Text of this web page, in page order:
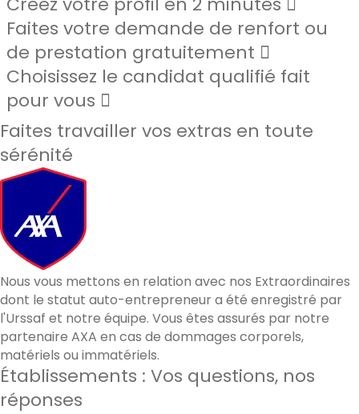
Faites votre demande de renfort ou
de prestation gratuitement
Choisissez le candidat qualifié fait
pour vous
Faites travailler vos extras en toute
sérénité
Nous vous mettons en relation avec nos Extraordinaires
dont le statut auto-entrepreneur a été enregistré par
l'Urssaf et notre équipe. Vous êtes assurés par notre
partenaire AXA en cas de dommages corporels,
matériels ou immatériels.
Établissements : Vos questions, nos
réponses